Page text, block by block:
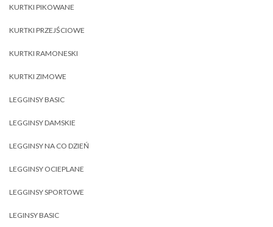
KURTKI PIKOWANE
KURTKI PRZEJŚCIOWE
KURTKI RAMONESKI
KURTKI ZIMOWE
LEGGINSY BASIC
LEGGINSY DAMSKIE
LEGGINSY NA CO DZIEŃ
LEGGINSY OCIEPLANE
LEGGINSY SPORTOWE
LEGINSY BASIC